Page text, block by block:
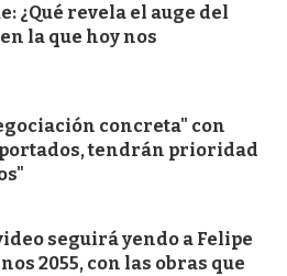
¿Qué revela el auge del
la que hoy nos
concreta" con
tendrán prioridad
seguirá yendo a Felipe
2055, con las obras que